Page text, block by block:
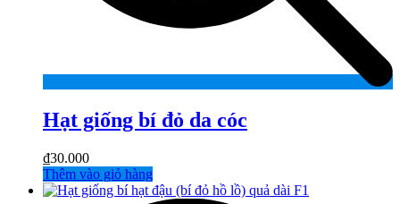
Hạt giống bí đỏ da cóc
₫30.000
Thêm vào giỏ hàng